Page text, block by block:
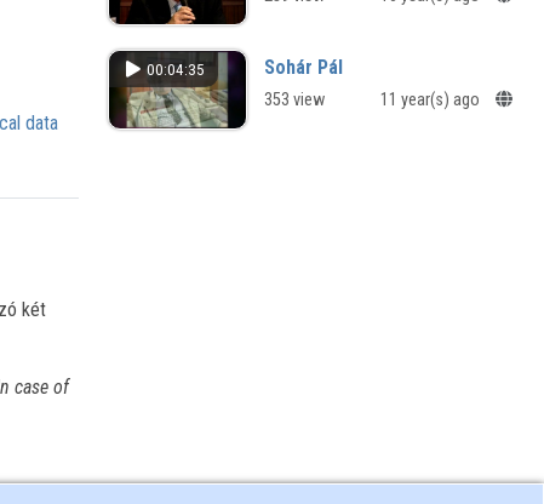
data
két
case of
00:04:35 Sohár Pál
353 view 11 year(s) ago